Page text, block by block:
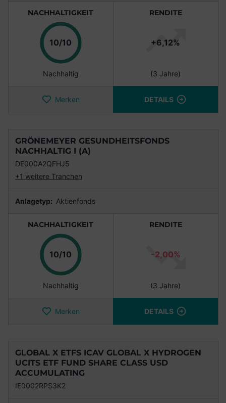
NACHHALTIGKEIT
10/10 Punkte
Nachhaltig
RENDITE
+6,12%
(3 Jahre)
Merken DETAILS
GRÖNEMEYER GESUNDHEITSFONDS
NACHHALTIG I (A)
DE000A2QFHJ5
+1 weitere Tranchen
Anlagetyp: Aktienfonds
NACHHALTIGKEIT
10/10 Punkte
Nachhaltig
RENDITE
-2,00%
(3 Jahre)
Merken DETAILS
GLOBAL X ETFS ICAV GLOBAL X HYDROGEN
UCITS ETF FUND SHARE CLASS USD
ACCUMULATING
IE0002RPS3K2